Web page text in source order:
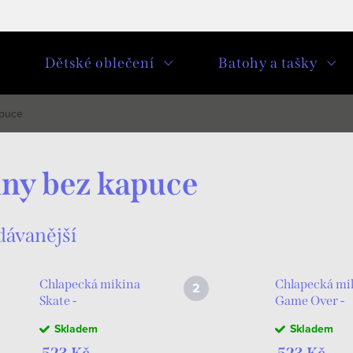
Dětské oblečení Batohy a tašky
bez kapuce
Chlapecká mikina
Skate -
Skladem
Chlapecká
Game Over -
Skladem